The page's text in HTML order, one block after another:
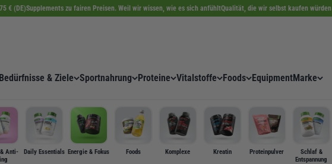
€ (DE)Supplements zu fairen Preisen. Weil wir wissen, wie es sich anfühltQualität, die wir selbst kaufen würden
Bedürfnisse & Ziele Sportnahrung Proteine Vitalstoffe Foods EquipmentMarke
Anti-
Daily Essentials Energie & Fokus Foods Komplexe Kreatin Proteinpulver
Schlaf &
Entspannung